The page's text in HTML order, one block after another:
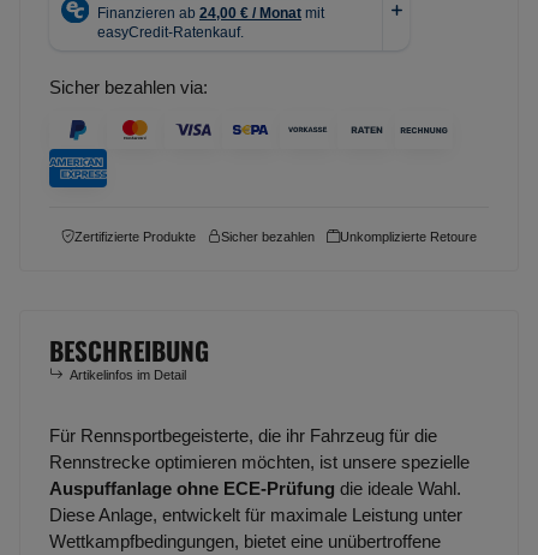
Sicher bezahlen via:
Zertifizierte Produkte Sicher bezahlen Unkomplizierte Retoure
BESCHREIBUNG
Artikelinfos im Detail
Für Rennsportbegeisterte, die ihr Fahrzeug für die
Rennstrecke optimieren möchten, ist unsere spezielle
Auspuffanlage ohne ECE-Prüfung die ideale Wahl.
Diese Anlage, entwickelt für maximale Leistung unter
Wettkampfbedingungen, bietet eine unübertroffene